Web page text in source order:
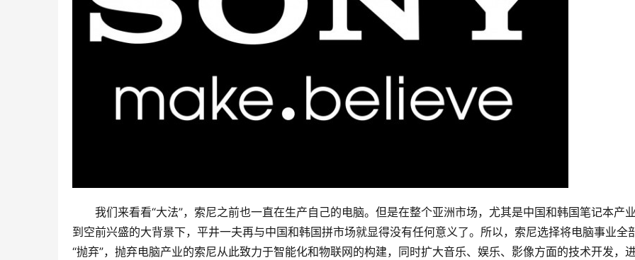
我们来看看“大法”，索尼之前也一直在生产自己的电脑。但是在整个亚洲市场，尤其是中国和韩国笔记本产
到空前兴盛的大背景下，平井一夫再与中国和韩国拼市场就显得没有任何意义了。所以，索尼选择将电脑事业全
“抛弃”，抛弃电脑产业的索尼从此致力于智能化和物联网的构建，同时扩大音乐、娱乐、影像方面的技术开发，